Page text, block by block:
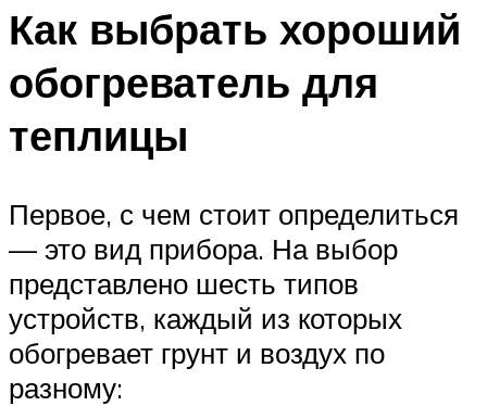
Как выбрать хороший
обогреватель для
теплицы
Первое, с чем стоит определиться
— это вид прибора. На выбор
представлено шесть типов
устройств, каждый из которых
обогревает грунт и воздух по
разному: